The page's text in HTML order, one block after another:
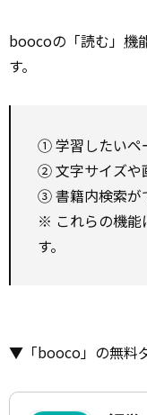
boocoの「読む」 機
す。
① 学習したいペ
② 文字サイズや
③ 書籍内検索が
※ これらの機能
す。
▼「booco」の無料